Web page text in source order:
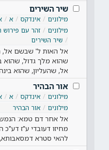
שיר השירים
מילונים אינדקס א
מילונים
זהר עם פירוש
שיר השירים
אל האות ל' שבשם אל,
שהוא מלך גדול, שהוא
אל, שהעליון, שהוא
אור הבהיר
מילונים אינדקס א
מילונים
אור הבהיר
אל אחר דם טמא:
מחיזו דעובדי ע"ז
להאי סטרא דמסאבותא,